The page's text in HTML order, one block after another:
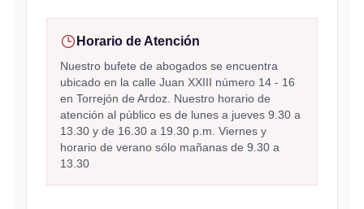
Horario de Atención
Nuestro bufete de abogados se encuentra
ubicado en la calle Juan XXIII número 14 - 16
en Torrejón de Ardoz. Nuestro horario de
atención al público es de lunes a jueves 9.30 a
13.30 y de 16.30 a 19.30 p.m. Viernes y
horario de verano sólo mañanas de 9.30 a
13.30